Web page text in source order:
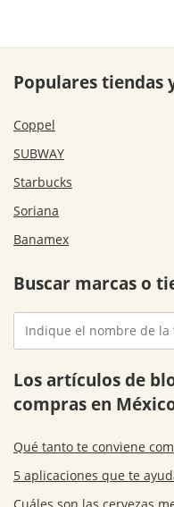
Populares tiendas
Coppel
SUBWAY
Starbucks
Soriana
Banamex
Buscar marcas o
Los artículos de
compras en
Qué tanto te conviene
5 aplicaciones que te